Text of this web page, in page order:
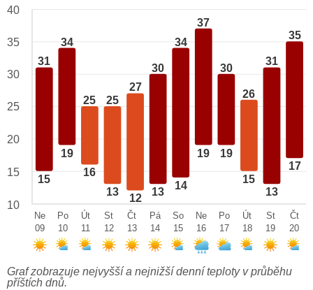
31
15
34
19
25
16
25
13
27
12
30
13
34
14
37
19
30
19
26
15
31
13
35
17
40
35
30
25
20
15
10
Ne
09
Po
10
Út
11
St
12
Čt
13
Pá
14
So
15
Ne
16
Po
17
Út
18
St
19
Čt
20
Graf zobrazuje nejvyšší a nejnižší denní teploty v průběhu
příštích dnů.